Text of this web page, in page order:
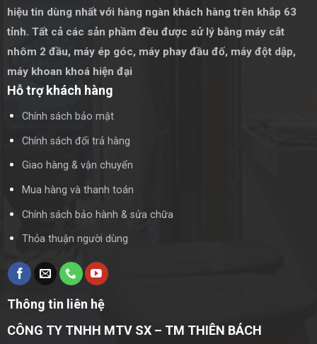
hiệu tin dùng nhất với hàng ngàn khách hàng trên khắp 63
tỉnh. Tất cả các sản phầm đều được sử lý bằng máy cắt
nhôm 2 đầu, máy ép góc, máy phay đầu đố, máy đột dập,
máy khoan khoá hiện đại
Hỗ trợ khách hàng
Chính sách bảo mật
Chính sách đổi trả hàng
Giao hàng & vận chuyển
Mua hàng và thanh toán
Chính sách bảo hành & sửa chữa
Thỏa thuận người dùng
Thông tin liên hệ
CÔNG TY TNHH MTV SX – TM THIÊN BÁCH